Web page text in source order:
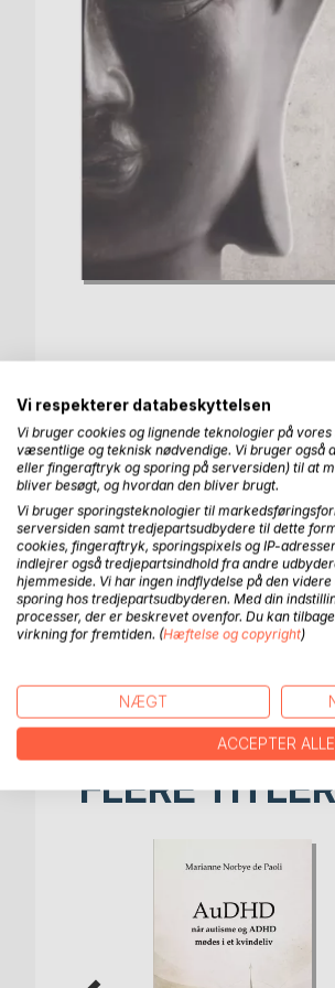
Innumerable human beings
religions, sects, false
seeking, the intuiting, the
unstable and are unstable
and sects and world-
…… Nonetheless, however,
The truly rational ones and
truth, those, who are willing
become stronger and more
and other irrational world-
they are being hounded by
FLERE
Vi respekterer databeskyttelsen
Vi bruger cookies og lignende teknologier på
væsentlige og teknisk nødvendige. Vi bruger også
eller fingeraftryk og sporing på serversiden) til at
bliver besøgt, og hvordan den bliver brugt.
Vi bruger sporingsteknologier til
serversiden samt tredjepartsudbydere til dette
cookies, fingeraftryk, sporingspixels og IP-
indlejrer også tredjepartsindhold fra andre
hjemmeside. Vi har ingen indflydelse på den
sporing hos tredjepartsudbyderen. Med din
processer, der er beskrevet ovenfor. Du kan
virkning for fremtiden. (Hæftelse og copyright)
NÆGT
ACCEPTER ALLE